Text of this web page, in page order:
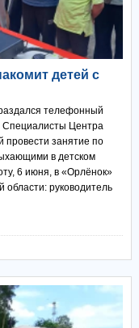
детей с
телефонный
Специалисты Центра
провести занятие по
в детском
6 июня, в «Орлёнок»
руководитель